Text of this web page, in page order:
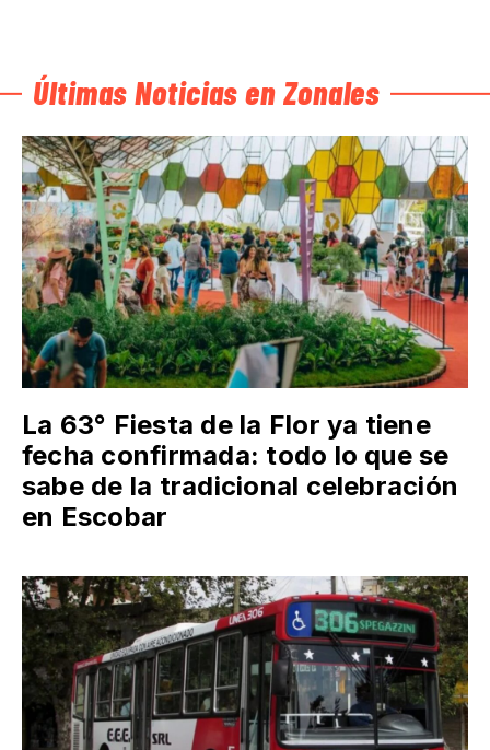
Últimas Noticias en Zonales
La 63° Fiesta de la Flor ya tiene
fecha confirmada: todo lo que se
sabe de la tradicional celebración
en Escobar